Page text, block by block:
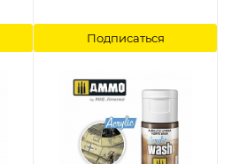
Подписаться